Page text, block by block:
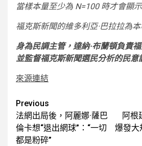
當樣本量至少為 N=100 時才會顯
福克斯新聞的維多利亞·巴拉拉為
身為民調主管，達納·布蘭頓負責
並監督福克斯新聞選民分析的民意
來源連結
Post
navigation
Previous
法網出局後，阿麗娜·薩巴
倫卡想“退出網球”：“一切
都是粉碎”
阿根
爆發大